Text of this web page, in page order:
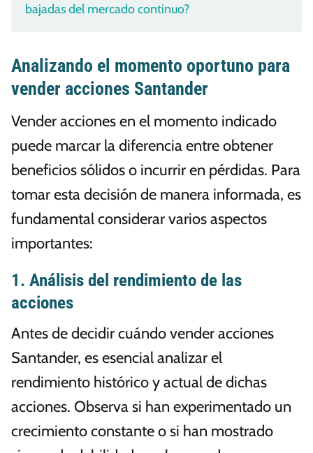
bajadas del mercado continuo?
Analizando el momento oportuno para
vender acciones Santander
Vender acciones en el momento indicado
puede marcar la diferencia entre obtener
beneficios sólidos o incurrir en pérdidas. Para
tomar esta decisión de manera informada, es
fundamental considerar varios aspectos
importantes:
1. Análisis del rendimiento de las
acciones
Antes de decidir cuándo vender acciones
Santander, es esencial analizar el
rendimiento histórico y actual de dichas
acciones. Observa si han experimentado un
crecimiento constante o si han mostrado